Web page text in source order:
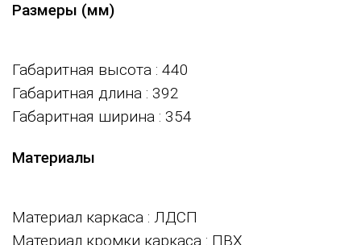
Размеры (мм)
Габаритная высота : 440
Габаритная длина : 392
Габаритная ширина : 354
Материалы
Материал каркаса : ЛДСП
Материал кромки каркаса : ПВХ